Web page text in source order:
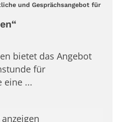
und Gesprächsangebot für
bietet das Angebot
für
eine ...